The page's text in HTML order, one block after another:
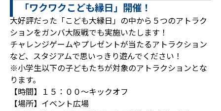
「ワクワクこども縁日」開催！
大好評だった「こども大縁日」の中から５つのアトラク
ションをガンバ大阪戦でも実施いたします！
チャレンジゲームやプレゼントが当たるアトラクション
など、スタジアムで思いっきり遊んでください！
※小学生以下の子どもたちが対象のアトラクションとな
ります。
【時間】１５：００～キックオフ
【場所】イベント広場